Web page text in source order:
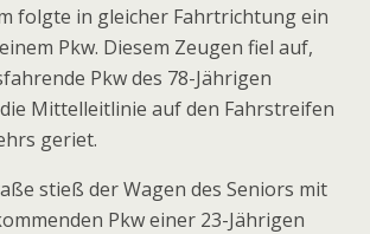
folgte in gleicher Fahrtrichtung ein
Pkw. Diesem Zeugen fiel auf,
Pkw des 78-Jährigen
Mittelleitlinie auf den Fahrstreifen
geriet.
stieß der Wagen des Seniors mit
Pkw einer 23-Jährigen